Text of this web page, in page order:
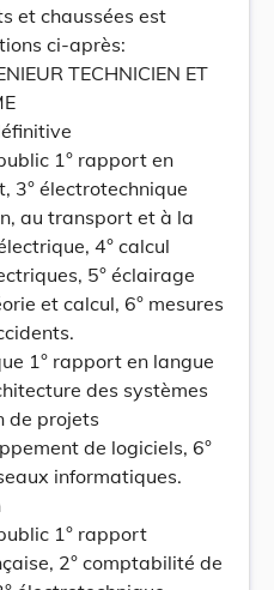
et chaussées est
ci-après:
TECHNICIEN ET
1° rapport en
3° électrotechnique
au transport et à la
4° calcul
5° éclairage
et calcul, 6° mesures
1° rapport en langue
des systèmes
de projets
de logiciels, 6°
informatiques.
1° rapport
2° comptabilité de